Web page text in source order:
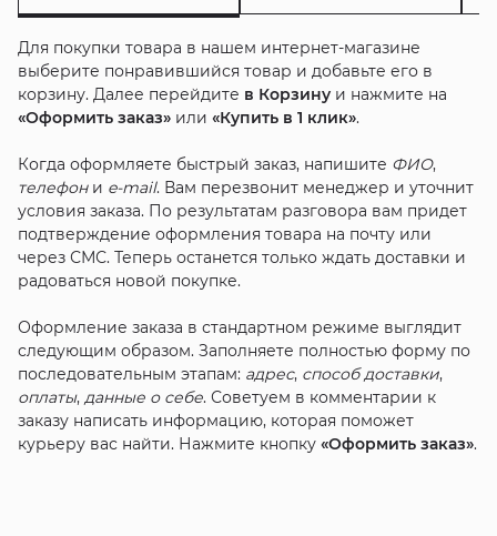
Для покупки товара в нашем интернет-магазине
выберите понравившийся товар и добавьте его в
корзину. Далее перейдите в Корзинуи нажмите на
«Оформить заказ»или «Купить в 1 клик».
Когда оформляете быстрый заказ, напишите ФИО,
телефони e-mail. Вам перезвонит менеджер и уточнит
условия заказа. По результатам разговора вам придет
подтверждение оформления товара на почту или
через СМС. Теперь останется только ждать доставки и
радоваться новой покупке.
Оформление заказа в стандартном режиме выглядит
следующим образом. Заполняете полностью форму по
последовательным этапам: адрес, способ доставки,
оплаты, данные о себе. Советуем в комментарии к
заказу написать информацию, которая поможет
курьеру вас найти. Нажмите кнопку «Оформить заказ».